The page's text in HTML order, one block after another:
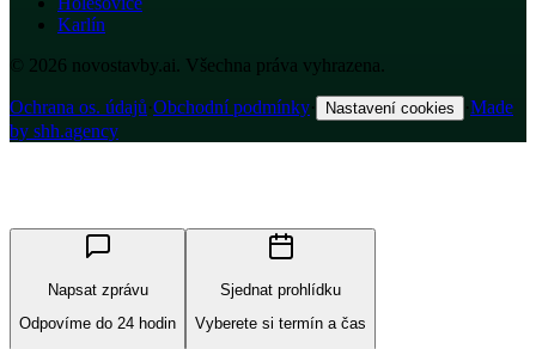
Karlín
© 2026 novostavby.ai. Všechna práva vyhrazena.
Ochrana os. údajů·Obchodní podmínky· Nastavení cookies ·Made
by shh.agency
Napsat zprávu
Odpovíme do 24 hodin
Sjednat prohlídku
Vyberete si termín a čas